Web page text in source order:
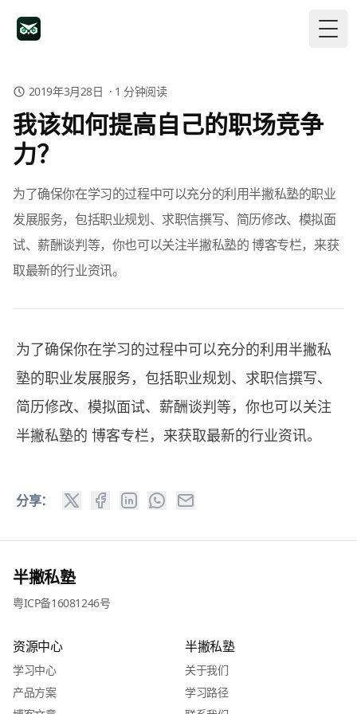
2019年3月28日 · 1 分钟阅读
我该如何提高自己的职场竞争
力？
为了确保你在学习的过程中可以充分的利用半撇私塾的职业
发展服务，包括职业规划、求职信撰写、简历修改、模拟面
试、薪酬谈判等，你也可以关注半撇私塾的 博客专栏，来获
取最新的行业资讯。
为了确保你在学习的过程中可以充分的利用半撇私
塾的职业发展服务，包括职业规划、求职信撰写、
简历修改、模拟面试、薪酬谈判等，你也可以关注
半撇私塾的 博客专栏，来获取最新的行业资讯。
分享：
半撇私塾
粤ICP备16081246号
资源中心
学习中心
产品方案
半撇私塾
关于我们
学习路径